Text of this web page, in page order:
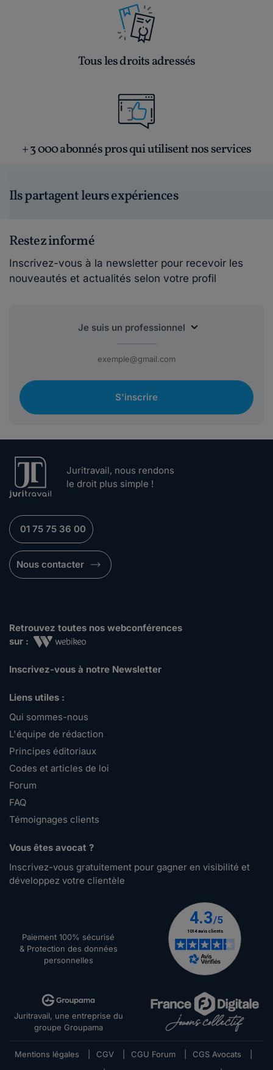
Tous les droits adressés
+ 3 000 abonnés pros qui utilisent nos services
Ils partagent leurs expériences
Restez informé
Inscrivez-vous à la newsletter pour recevoir les
nouveautés et actualités selon votre profil
S'inscrire
Juritravail, nous rendons
le droit plus simple !
01 75 75 36 00
Nous contacter
Retrouvez toutes nos webconférences
sur :
Inscrivez-vous à notre Newsletter
Liens utiles :
Qui sommes-nous
L'équipe de rédaction
Principes éditoriaux
Codes et articles de loi
Forum
FAQ
Témoignages clients
Vous êtes avocat ?
Inscrivez-vous gratuitement pour gagner en visibilité et
développez votre clientèle
Paiement 100% sécurisé
& Protection des données
personnelles
Juritravail, une entreprise du
groupe Groupama
Mentions légales CGV CGU Forum CGS Avocats